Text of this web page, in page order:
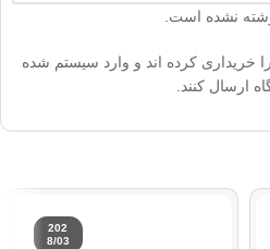
نشده است.
کرده اند و وارد سیستم شده
ارسال کنند.
202
8/03